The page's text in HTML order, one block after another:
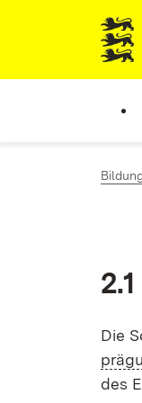
Zum Inhalt
Die
des